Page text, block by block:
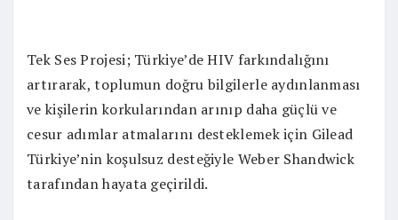
Tek Ses Projesi; Türkiye’de HIV farkındalığını
artırarak, toplumun doğru bilgilerle aydınlanması
ve kişilerin korkularından arınıp daha güçlü ve
cesur adımlar atmalarını desteklemek için Gilead
Türkiye’nin koşulsuz desteğiyle Weber Shandwick
tarafından hayata geçirildi.